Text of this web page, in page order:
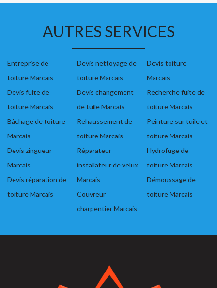
AUTRES SERVICES
Entreprise de
toiture Marcais
Devis fuite de
toiture Marcais
Bâchage de toiture
Marcais
Devis zingueur
Marcais
Devis réparation de
toiture Marcais
Devis nettoyage de
toiture Marcais
Devis changement
de tuile Marcais
Rehaussement de
toiture Marcais
Réparateur
installateur de velux
Marcais
Couvreur
charpentier Marcais
Devis toiture
Marcais
Recherche fuite de
toiture Marcais
Peinture sur tuile et
toiture Marcais
Hydrofuge de
toiture Marcais
Démoussage de
toiture Marcais